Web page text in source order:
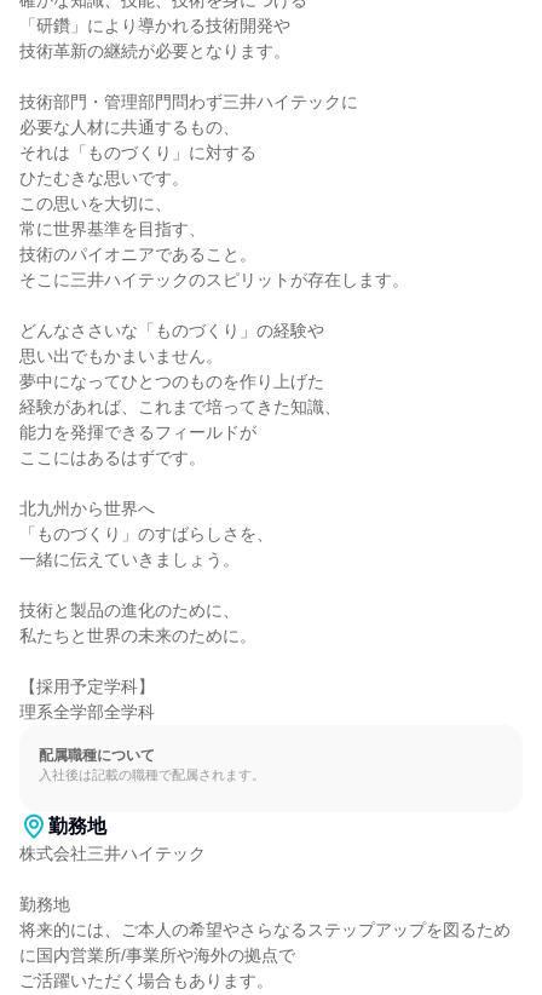
「研鑽」により導かれる技術開発や
技術革新の継続が必要となります。
技術部門・管理部門問わず三井ハイテックに
必要な人材に共通するもの、
それは「ものづくり」に対する
ひたむきな思いです。
この思いを大切に、
常に世界基準を目指す、
技術のパイオニアであること。
そこに三井ハイテックのスピリットが存在します。
どんなささいな「ものづくり」の経験や
思い出でもかまいません。
夢中になってひとつのものを作り上げた
経験があれば、これまで培ってきた知識、
能力を発揮できるフィールドが
ここにはあるはずです。
北九州から世界へ
「ものづくり」のすばらしさを、
一緒に伝えていきましょう。
技術と製品の進化のために、
私たちと世界の未来のために。
【採用予定学科】
理系全学部全学科
配属職種について
入社後は記載の職種で配属されます。
勤務地
株式会社三井ハイテック
勤務地
将来的には、ご本人の希望やさらなるステップアップを図るため
に国内営業所/事業所や海外の拠点で
ご活躍いただく場合もあります。